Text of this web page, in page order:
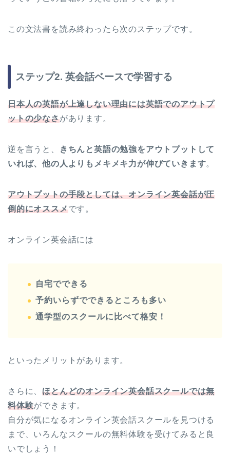
この文法書を読み終わったら次のステップです。
ステップ2. 英会話ベースで学習する
日本人の英語が上達しない理由には英語でのアウトプ
ットの少なさがあります。
逆を言うと、
きちんと英語の勉強をアウトプットして
いれば、他の人よりもメキメキ力が伸びていきます。
アウトプットの手段としては、オンライン英会話が圧
倒的にオススメです。
オンライン英会話には
自宅でできる
予約いらずでできるところも多い
通学型のスクールに比べて格安！
といったメリットがあります。
さらに、ほとんどのオンライン英会話スクールでは無
料体験ができます。
自分が気になるオンライン英会話スクールを見つける
まで、いろんなスクールの無料体験を受けてみると良
いでしょう！